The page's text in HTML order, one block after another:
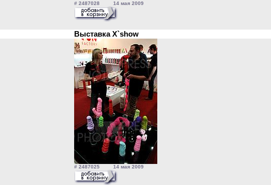
# 2487028 14 мая 2009
Выставка X`show
# 2487025 14 мая 2009